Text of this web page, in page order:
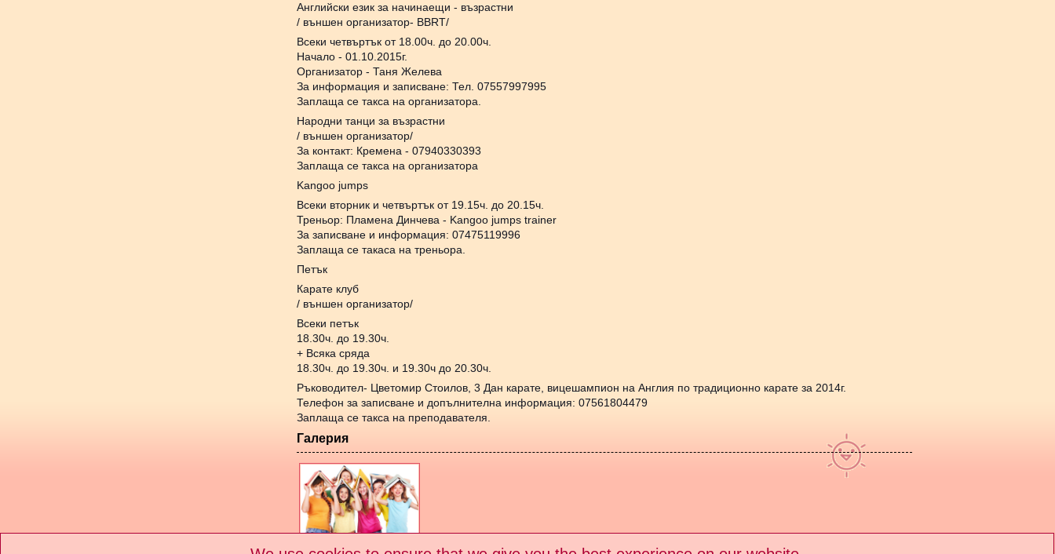
Английски език за начинаещи - възрастни
/ външен организатор- BBRT/
Всеки четвъртък от 18.00ч. до 20.00ч.
Начало - 01.10.2015г.
Организатор - Таня Желева
За информация и записване: Тел. 07557997995
Заплаща се такса на организатора.
Народни танци за възрастни
/ външен организатор/
За контакт: Кремена - 07940330393
Заплаща се такса на организатора
Kangoo jumps
Всеки вторник и четвъртък от 19.15ч. до 20.15ч.
Треньор: Пламена Динчева - Kangoo jumps trainer
За записване и информация: 07475119996
Заплаща се такаса на треньора.
Петък
Карате клуб
/ външен организатор/
Всеки петък
18.30ч. до 19.30ч.
+ Всяка сряда
18.30ч. до 19.30ч. и 19.30ч до 20.30ч.
Ръководител- Цветомир Стоилов, 3 Дан карате, вицешампион на Англия по традиционно карате за 2014г.
Телефон за записване и допълнителна информация: 07561804479
Заплаща се такса на преподавателя.
Галерия